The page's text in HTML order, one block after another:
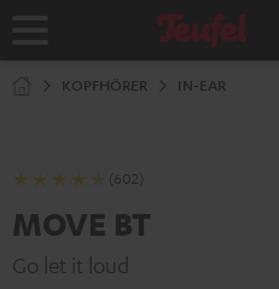
Startseite
KOPFHÖRER IN-EAR
(602)
MOVE BT
Go let it loud